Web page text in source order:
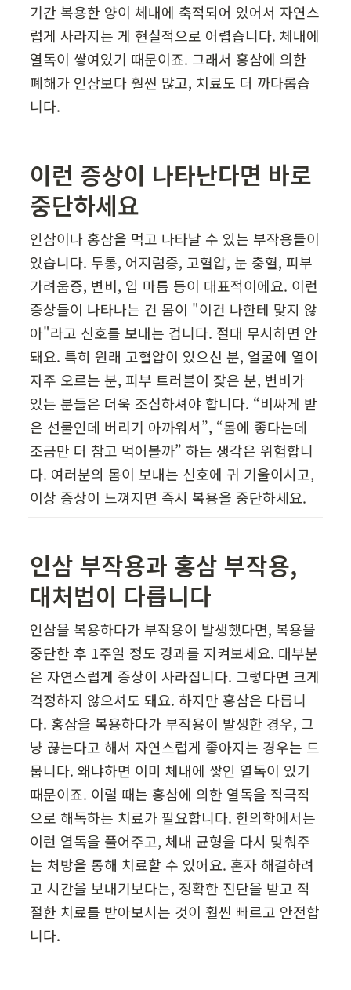
기간 복용한 양이 체내에 축적되어 있어서 자연스
럽게 사라지는 게 현실적으로 어렵습니다. 체내에
열독이 쌓여있기 때문이죠. 그래서 홍삼에 의한
폐해가 인삼보다 훨씬 많고, 치료도 더 까다롭습
니다.
이런 증상이 나타난다면 바로
중단하세요
인삼이나 홍삼을 먹고 나타날 수 있는 부작용들이
있습니다. 두통, 어지럼증, 고혈압, 눈 충혈, 피부
가려움증, 변비, 입 마름 등이 대표적이에요. 이런
증상들이 나타나는 건 몸이 "이건 나한테 맞지 않
아"라고 신호를 보내는 겁니다. 절대 무시하면 안
돼요. 특히 원래 고혈압이 있으신 분, 얼굴에 열이
자주 오르는 분, 피부 트러블이 잦은 분, 변비가
있는 분들은 더욱 조심하셔야 합니다. “비싸게 받
은 선물인데 버리기 아까워서”, “몸에 좋다는데
조금만 더 참고 먹어볼까” 하는 생각은 위험합니
다. 여러분의 몸이 보내는 신호에 귀 기울이시고,
이상 증상이 느껴지면 즉시 복용을 중단하세요.
인삼 부작용과 홍삼 부작용,
대처법이 다릅니다
인삼을 복용하다가 부작용이 발생했다면, 복용을
중단한 후 1주일 정도 경과를 지켜보세요. 대부분
은 자연스럽게 증상이 사라집니다. 그렇다면 크게
걱정하지 않으셔도 돼요. 하지만 홍삼은 다릅니
다. 홍삼을 복용하다가 부작용이 발생한 경우, 그
냥 끊는다고 해서 자연스럽게 좋아지는 경우는 드
뭅니다. 왜냐하면 이미 체내에 쌓인 열독이 있기
때문이죠. 이럴 때는 홍삼에 의한 열독을 적극적
으로 해독하는 치료가 필요합니다. 한의학에서는
이런 열독을 풀어주고, 체내 균형을 다시 맞춰주
는 처방을 통해 치료할 수 있어요. 혼자 해결하려
고 시간을 보내기보다는, 정확한 진단을 받고 적
절한 치료를 받아보시는 것이 훨씬 빠르고 안전합
니다.